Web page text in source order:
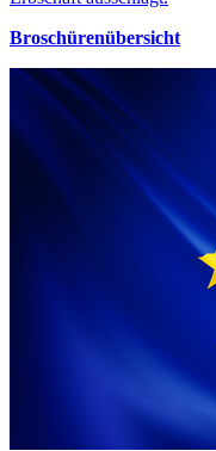
Broschürenübersicht